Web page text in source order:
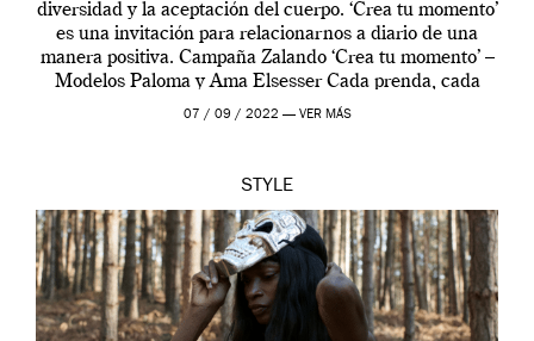
diversidad y la aceptación del cuerpo. ‘Crea tu momento’
es una invitación para relacionarnos a diario de una
manera positiva. Campaña Zalando ‘Crea tu momento’ –
Modelos Paloma y Ama Elsesser Cada prenda, cada
outfit, cada momento, caracteriza […]
07 / 09 / 2022 — VER MÁS
STYLE